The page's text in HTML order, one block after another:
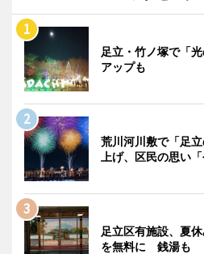
足立・竹ノ塚で「
アップも
荒川河川敷で「足
上げ、区民の思い
足立区有施設、夏
を無料に 銭湯も